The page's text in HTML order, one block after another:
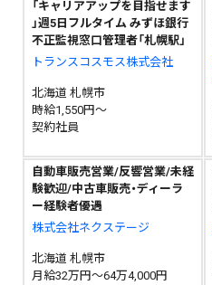
「キャリアアップを目指せます
」週5日フルタイム みずほ銀行
不正監視窓口管理者「札幌駅」
トランスコスモス株式会社
北海道 札幌市
時給1,550円～
契約社員
自動車販売営業/反響営業/未経
験歓迎/中古車販売・ディーラ
ー経験者優遇
株式会社ネクステージ
北海道 札幌市
月給32万円～64万4,000円